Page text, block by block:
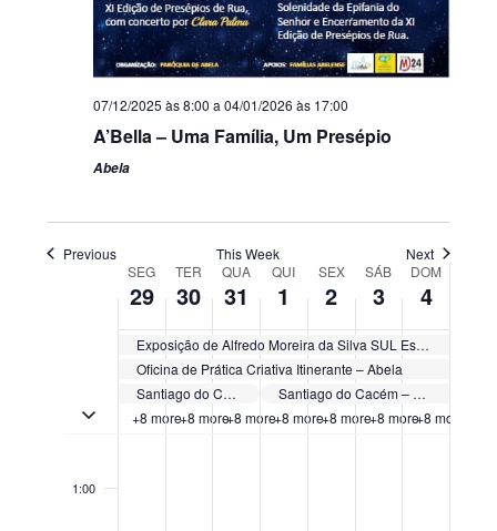
07/12/2025 às 8:00 a 04/01/2026 às 17:00
A’Bella – Uma Família, Um Presépio
Abela
Previous This Week Next
Eventos
SEG
29
TER
30
QUA
31
QUI
1
SEX
2
SÁB
3
DOM
4
TOGGLE MULTIDAY EVENTOS
Exposição de Alfredo Moreira da Silva SUL Espectros Além do Tejo – SOUTH Specters Beyond The Tagus – Encerramento
Oficina de Prática Criativa Itinerante – Abela
Santiago do Cacém – Município em Agenda – dezembro de 2025
+8 more+8 more+8 more
Santiago do Cacém – Município em Agenda – janeiro de 2026
+8 more+8 more+8 more+8 more
1:00
Dezembro